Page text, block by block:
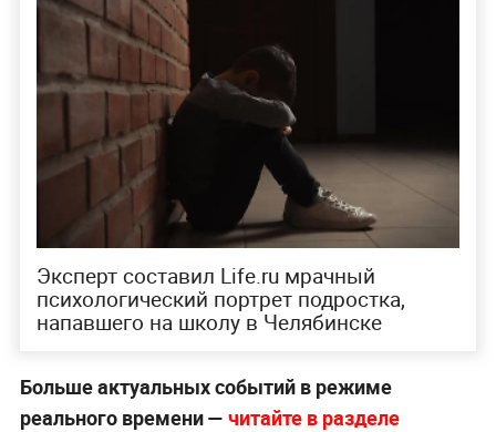
Эксперт составил Life.ru мрачный
психологический портрет подростка,
напавшего на школу в Челябинске
Больше актуальных событий в режиме
реального времени — читайте в разделе